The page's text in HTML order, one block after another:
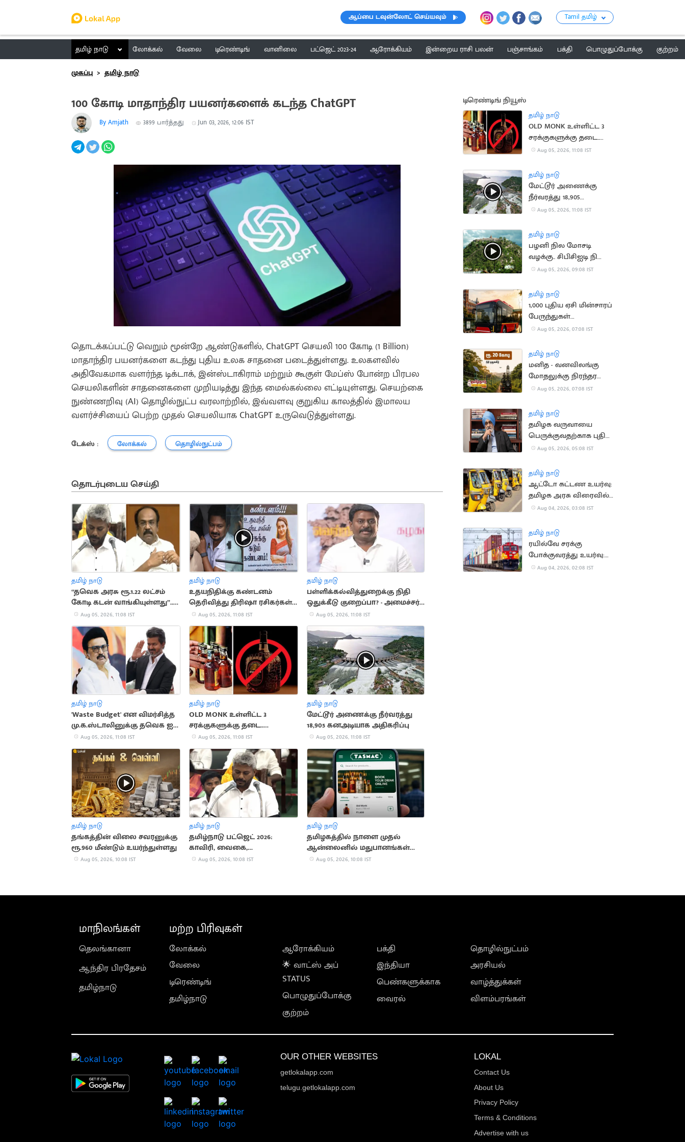
ஆப்பை டவுன்லோட் செய்யவும் Tamil தமிழ்
தமிழ் நாடு லோக்கல் வேலை டிரெண்டிங் வானிலை பட்ஜெட் 2023-24 ஆரோக்கியம் இன்றைய ராசி பலன் பஞ்சாங்கம் பக்தி பொழுதுப்போக்கு
குற்றம்
முகப்பு
தமிழ் நாடு
100 கோடி மாதாந்திர பயனர்களைக் கடந்த ChatGPT
By Amjath 3899 பார்த்தது Jun 03, 2026, 12:06 IST
தொடக்கப்பட்டு வெறும் மூன்றே ஆண்டுகளில், ChatGPT செயலி 100 கோடி (1 Billion)
மாதாந்திர பயனர்களை கடந்து புதிய உலக சாதனை படைத்துள்ளது. உலகளவில்
அதிவேகமாக வளர்ந்த டிக்டாக், இன்ஸ்டாகிராம் மற்றும் கூகுள் மேப்ஸ் போன்ற பிரபல
செயலிகளின் சாதனைகளை முறியடித்து இந்த மைல்கல்லை எட்டியுள்ளது. செயற்கை
நுண்ணறிவு (AI) தொழில்நுட்ப வரலாற்றில், இவ்வளவு குறுகிய காலத்தில் இமாலய
வளர்ச்சியைப் பெற்ற முதல் செயலியாக ChatGPT உருவெடுத்துள்ளது.
டேக்ஸ் : லோக்கல் தொழில்நுட்பம்
தொடர்புடைய செய்தி
தமிழ் நாடு
“தவெக அரசு ரூ.1.22 லட்சம்
கோடி கடன் வாங்கியுள்ளது”..
தங்கம் தென்னரசு
Aug 05, 2026, 11:08 IST
தமிழ் நாடு
உதயநிதிக்கு கண்டனம்
தெரிவித்து திரிஷா ரசிகர்கள்
மதுரையில் போஸ்டர்
Aug 05, 2026, 11:08 IST
தமிழ் நாடு
பள்ளிக்கல்வித்துறைக்கு நிதி
ஒதுக்கீடு குறைப்பா? - அமைச்சர்
ராஜ்மோகன் பதில்
Aug 05, 2026, 11:08 IST
தமிழ் நாடு
'Waste Budget' என விமர்சித்த
மு.க.ஸ்டாலினுக்கு தவெக ஐடி
விங் பதிலடி
Aug 05, 2026, 11:08 IST
தமிழ் நாடு
OLD MONK உள்ளிட்ட 3
சரக்குகளுக்கு தடை..
மதுபிரியர்களுக்கு ஷாக்
Aug 05, 2026, 11:08 IST
தமிழ் நாடு
மேட்டூர் அணைக்கு நீர்வரத்து
18,905 கனஅடியாக அதிகரிப்பு
Aug 05, 2026, 11:08 IST
தமிழ் நாடு
தங்கத்தின் விலை சவரனுக்கு
ரூ.960 மீண்டும் உயர்ந்துள்ளது
Aug 05, 2026, 10:08 IST
தமிழ் நாடு
தமிழ்நாடு பட்ஜெட் 2026:
காவிரி, வைகை,
தாமிரபரணியில் நதிச்
Aug 05, 2026, 10:08 IST
தமிழ் நாடு
தமிழகத்தில் நாளை முதல்
ஆன்லைனில் மதுபானங்கள்
ஆர்டர் செய்யலாம்
Aug 05, 2026, 10:08 IST
டிரெண்டிங் நியூஸ்
தமிழ் நாடு
OLD MONK உள்ளிட்ட 3
சரக்குகளுக்கு தடை..
மதுபிரியர்களுக்கு ஷாக்
Aug 05, 2026, 11:08 IST
தமிழ் நாடு
மேட்டூர் அணைக்கு
நீர்வரத்து 18,905
கனஅடியாக அதிகரிப்பு
Aug 05, 2026, 11:08 IST
தமிழ் நாடு
பழனி நில மோசடி
வழக்கு.. சிபிசிஐடி நிலை
அறிக்கை தாக்கல்
Aug 05, 2026, 09:08 IST
தமிழ் நாடு
1,000 புதிய ஏசி மின்சாரப்
பேருந்துகள்
வாங்கப்படும் -
Aug 05, 2026, 07:08 IST
தமிழ் நாடு
மனித - வனவிலங்கு
மோதலுக்கு நிரந்தர
தீர்வு - நிதியமைச்சர்
Aug 05, 2026, 07:08 IST
தமிழ் நாடு
தமிழக வருவாயை
பெருக்குவதற்காக புதிய
குழு அமைப்பு
Aug 05, 2026, 05:08 IST
தமிழ் நாடு
ஆட்டோ கட்டண உயர்வு:
தமிழக அரசு விரைவில்
அறிவிப்பு?
Aug 04, 2026, 03:08 IST
தமிழ் நாடு
ரயில்வே சரக்கு
போக்குவரத்து உயர்வு:
ரூ.1,137 கோடி கூடுதல்
Aug 04, 2026, 02:08 IST
மாநிலங்கள்
தெலங்கானா
ஆந்திர பிரதேசம்
தமிழ்நாடு
மற்ற பிரிவுகள்
லோக்கல்
வேலை
டிரெண்டிங்
தமிழ்நாடு
ஆரோக்கியம்
🌟 வாட்ஸ் அப்
STATUS
பொழுதுப்போக்கு
குற்றம்
பக்தி
இந்தியா
பெண்களுக்காக
வைரல்
தொழில்நுட்பம்
அரசியல்
வாழ்த்துக்கள்
விளம்பரங்கள்
OUR OTHER WEBSITES
getlokalapp.com
telugu.getlokalapp.com
LOKAL
Contact Us
About Us
Privacy Policy
Terms & Conditions
Advertise with us